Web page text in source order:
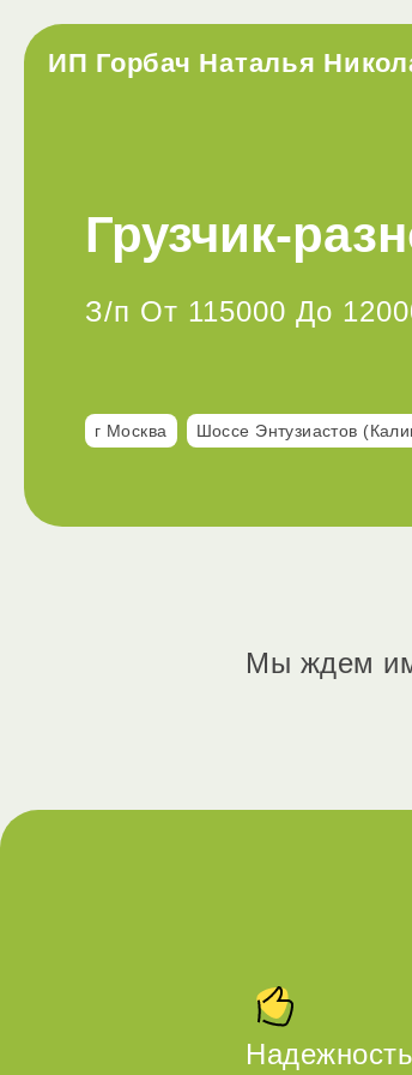
ИП Горбач Наталья
Грузчик-
З/п От 115000 До
г Москва Шоссе Энтузиастов
Мы ждем
Надежность